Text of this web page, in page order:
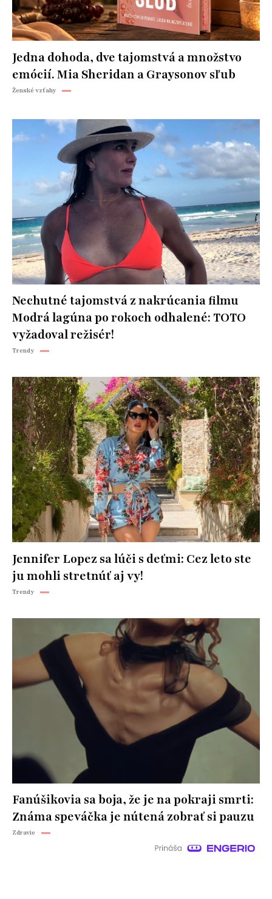
Jedna dohoda, dve tajomstvá a množstvo
emócií. Mia Sheridan a Graysonov sľub
Ženské vzťahy
Nechutné tajomstvá z nakrúcania filmu
Modrá lagúna po rokoch odhalené: TOTO
vyžadoval režisér!
Trendy
Jennifer Lopez sa lúči s deťmi: Cez leto ste
ju mohli stretnúť aj vy!
Trendy
Fanúšikovia sa boja, že je na pokraji smrti:
Známa speváčka je nútená zobrať si pauzu
Zdravie